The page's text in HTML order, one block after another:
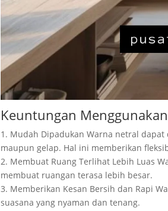
Keuntungan
1. Mudah Dipadukan Warna netral
maupun gelap. Hal ini memberikan
2. Membuat Ruang Terlihat Lebih Luas
membuat ruangan terasa lebih besar.
3. Memberikan Kesan Bersih dan Rapi
suasana yang nyaman dan tenang.